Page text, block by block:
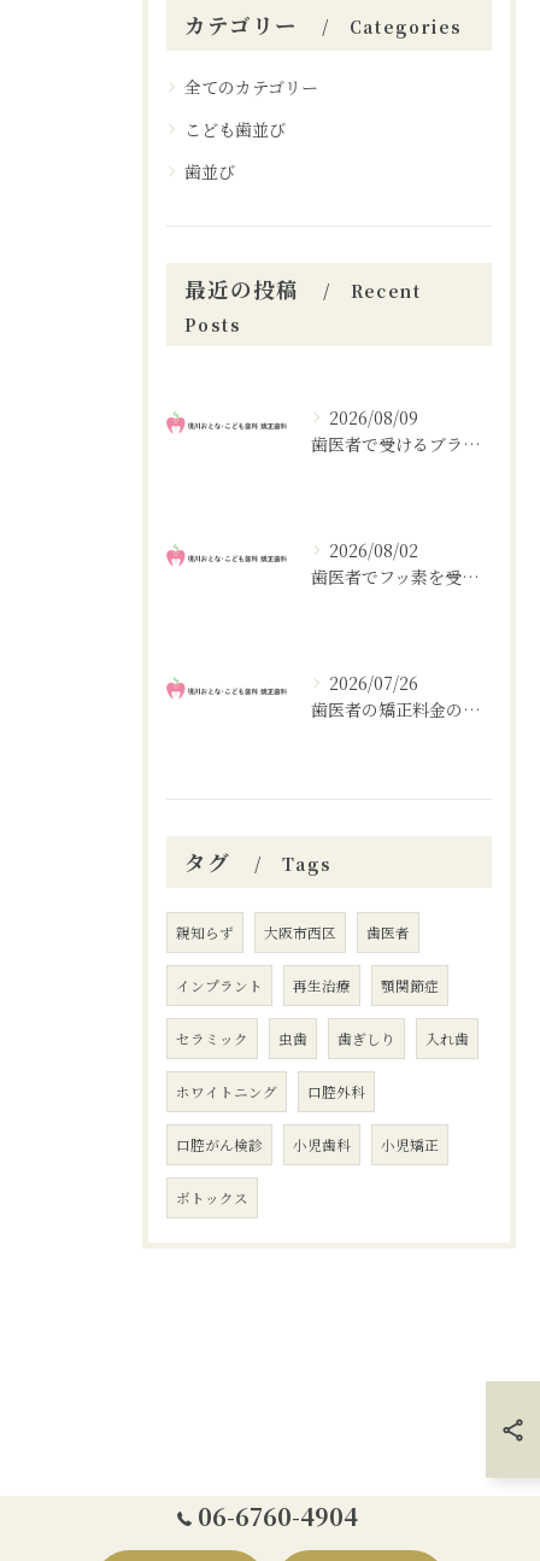
カテゴリー Categories
全てのカテゴリー
こども歯並び
歯並び
最近の投稿
Recent
Posts
2026/08/09
歯医者で受けるブラッシング教育の法的範囲と費用を徹底解説
2026/08/02
歯医者でフッ素を受ける大阪府大阪市大阪市生野区の相場や選び方と虫歯予防のポイント
2026/07/26
歯医者の矯正料金の相場と前歯・全体で異なる費用や支払い計画を徹底解説
タグ Tags
親知らず 大阪市西区 歯医者
インプラント 再生治療 顎関節症
セラミック 虫歯 歯ぎしり 入れ歯
ホワイトニング 口腔外科
口腔がん検診 小児歯科 小児矯正
ボトックス
06-6760-4904